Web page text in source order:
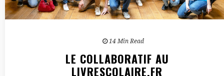
14 Min Read
LE COLLABORATIF AU
LIVRESCOLAIRE.FR